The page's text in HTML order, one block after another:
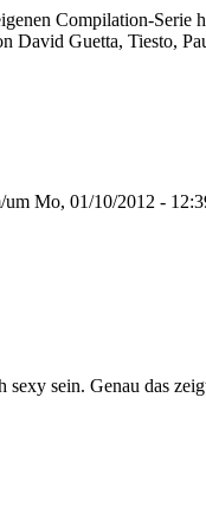
Compilation-
David Guetta, Tiesto,
um Mo, 01/10/2012 -
sexy sein. Genau das